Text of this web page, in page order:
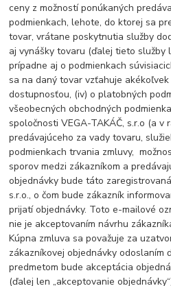
ceny z možností ponúkaných
podmienkach, lehote, do ktorej sa
tovar, vrátane poskytnutia služby
aj vynášky tovaru (ďalej tieto služby
prípadne aj o podmienkach
sa na daný tovar vzťahuje
dostupnosťou, (iv) o platobných
všeobecných obchodných
spoločnosti VEGA-TAKÁČ, s.r.o (a v
predávajúceho za vady tovaru,
podmienkach trvania zmluvy,
sporov medzi zákazníkom a
objednávky bude táto
s.r.o., o čom bude zákazník
prijatí objednávky. Toto e-mailové
nie je akceptovaním návrhu
Kúpna zmluva sa považuje za
zákazníkovej objednávky odoslaním
predmetom bude akceptácia
(ďalej len „akceptovanie